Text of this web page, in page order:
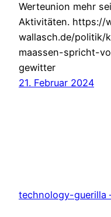
Werteunion mehr
Aktivitäten. https://
wallasch.de/
maassen-spricht-
gewitter
21. Februar 2024
technology-guerilla